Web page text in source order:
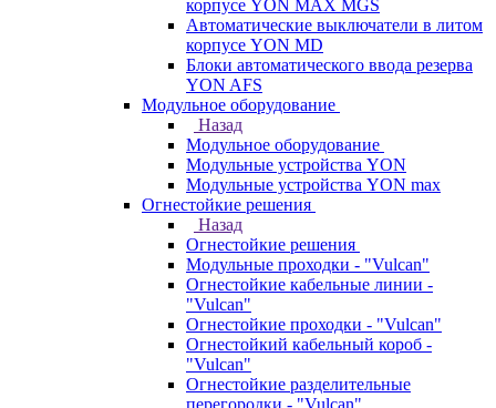
корпусе YON MAX MGS
Автоматические выключатели в литом
корпусе YON MD
Блоки автоматического ввода резерва
YON AFS
Модульное оборудование
Назад
Модульное оборудование
Модульные устройства YON
Модульные устройства YON max
Огнестойкие решения
Назад
Огнестойкие решения
Модульные проходки - "Vulcan"
Огнестойкие кабельные линии -
"Vulcan"
Огнестойкие проходки - "Vulcan"
Огнестойкий кабельный короб -
"Vulcan"
Огнестойкие разделительные
перегородки - "Vulcan"